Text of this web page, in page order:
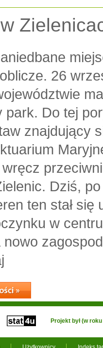
26
park. Do tej
znajdujący
Dziś,
ten stał się
w
nowo
Projekt był (w